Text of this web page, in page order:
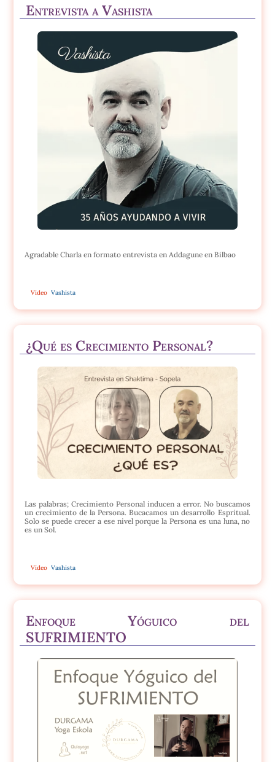
Entrevista a Vashista
Agradable Charla en formato entrevista en Addagune en Bilbao
Vídeo Vashista
¿Qué es Crecimiento Personal?
Las palabras; Crecimiento Personal inducen a error. No buscamos
un crecimiento de la Persona. Bucacamos un desarrollo Espritual.
Solo se puede crecer a ese nivel porque la Persona es una luna, no
es un Sol.
Vídeo Vashista
Enfoque Yóguico del
SUFRIMIENTO